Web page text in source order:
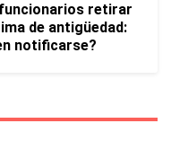
retirar
de antigüedad:
notificarse?